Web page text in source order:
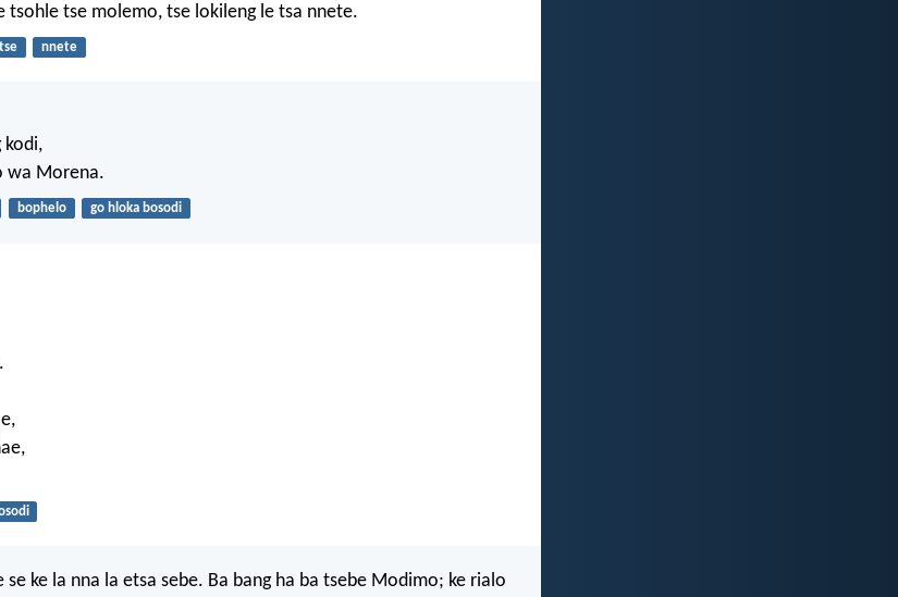
tsohle tse molemo, tse lokileng le tsa nnete.
nnete
kodi,
wa Morena.
bophelo go hloka bosodi
ke la nna la etsa sebe. Ba bang ha ba tsebe Modimo; ke rialo